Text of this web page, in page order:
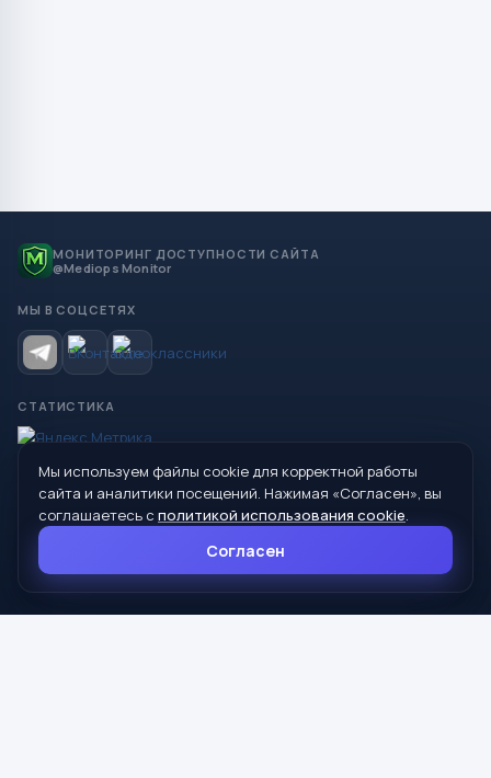
МОНИТОРИНГ ДОСТУПНОСТИ САЙТА
@Mediops Monitor
МЫ В СОЦСЕТЯХ
СТАТИСТИКА
© 2026 Управление образования Администрации МО
Сухой Лог
624800, Свердловская область, г. Сухой Лог, ул. Кирова, дом 7
8 (34373) 4-33-85
Мы используем файлы cookie для корректной работы
сайта и аналитики посещений. Нажимая «Согласен», вы
соглашаетесь с политикой использования cookie.
Согласен